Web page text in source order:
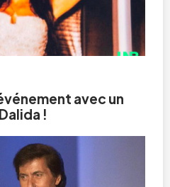
avec un
!